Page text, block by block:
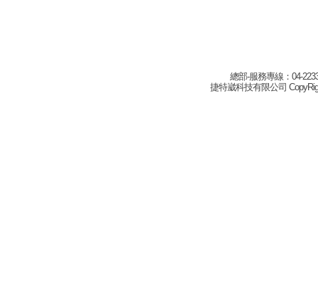
總部-服務專線：04-
捷特崴科技有限公司